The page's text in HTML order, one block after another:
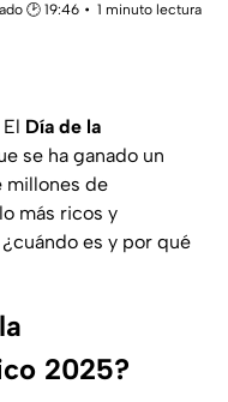
🕑 19:46
1 minuto lectura
Día de la
se ha ganado un
millones de
más ricos y
es y por qué
2025?